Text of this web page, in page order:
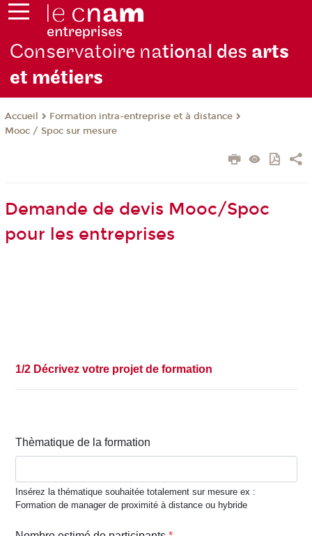
Conservatoire national des arts
et métiers
Accueil
Formation intra-entreprise et à distance
Mooc / Spoc sur mesure
Demande de devis Mooc/Spoc
pour les entreprises